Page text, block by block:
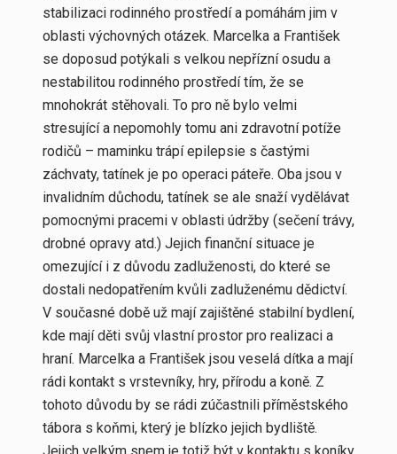
stabilizaci rodinného prostředí a pomáhám jim v
oblasti výchovných otázek. Marcelka a František
se doposud potýkali s velkou nepřízní osudu a
nestabilitou rodinného prostředí tím, že se
mnohokrát stěhovali. To pro ně bylo velmi
stresující a nepomohly tomu ani zdravotní potíže
rodičů – maminku trápí epilepsie s častými
záchvaty, tatínek je po operaci páteře. Oba jsou v
invalidním důchodu, tatínek se ale snaží vydělávat
pomocnými pracemi v oblasti údržby (sečení trávy,
drobné opravy atd.) Jejich finanční situace je
omezující i z důvodu zadluženosti, do které se
dostali nedopatřením kvůli zadluženému dědictví.
V současné době už mají zajištěné stabilní bydlení,
kde mají děti svůj vlastní prostor pro realizaci a
hraní. Marcelka a František jsou veselá dítka a mají
rádi kontakt s vrstevníky, hry, přírodu a koně. Z
tohoto důvodu by se rádi zúčastnili příměstského
tábora s koňmi, který je blízko jejich bydliště.